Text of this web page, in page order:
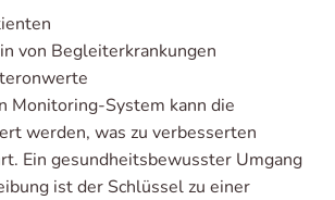
von Begleiterkrankungen
Monitoring-System kann die
werden, was zu verbesserten
Ein gesundheitsbewusster Umgang
ist der Schlüssel zu einer